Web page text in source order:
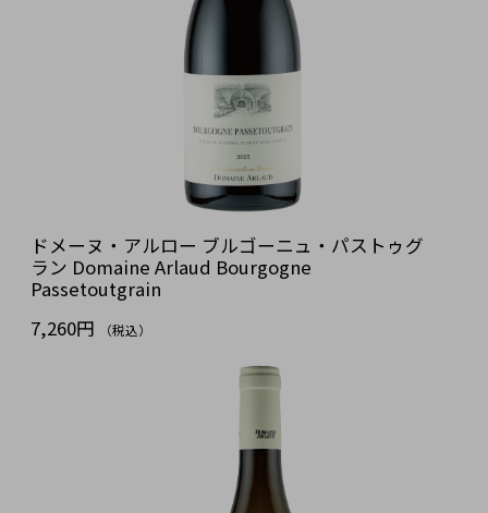
ドメーヌ・アルロー ブルゴーニュ・パストゥグ
ラン Domaine Arlaud Bourgogne
Passetoutgrain
7,260円
（税込）